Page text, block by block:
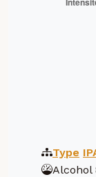
Type
Alcohol